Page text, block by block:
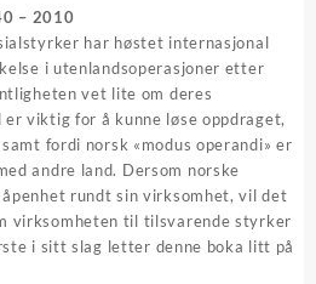
– 2010
har høstet internasjonal
i utenlandsoperasjoner etter
vet lite om deres
viktig for å kunne løse oppdraget,
fordi norsk «modus operandi» er
andre land. Dersom norske
rundt sin virksomhet, vil det
virksomheten til tilsvarende styrker
i sitt slag letter denne boka litt på